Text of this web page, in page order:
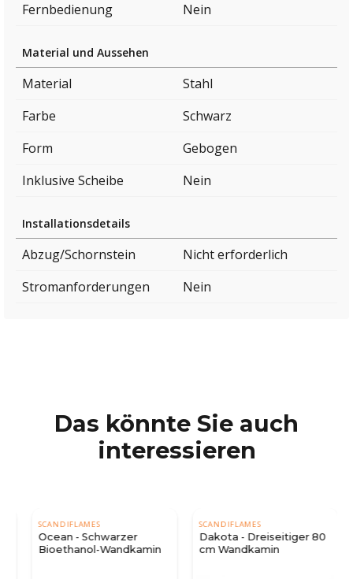
Fernbedienung
Nein
Material und Aussehen
Material
Stahl
Farbe
Schwarz
Form
Gebogen
Inklusive Scheibe
Nein
Installationsdetails
Abzug/Schornstein
Nicht erforderlich
Stromanforderungen
Nein
Das könnte Sie auch
interessieren
SCANDIFLAMES
Ocean - Schwarzer
Bioethanol-Wandkamin
SCANDIFLAMES
Dakota - Dreiseitiger 80
cm Wandkamin